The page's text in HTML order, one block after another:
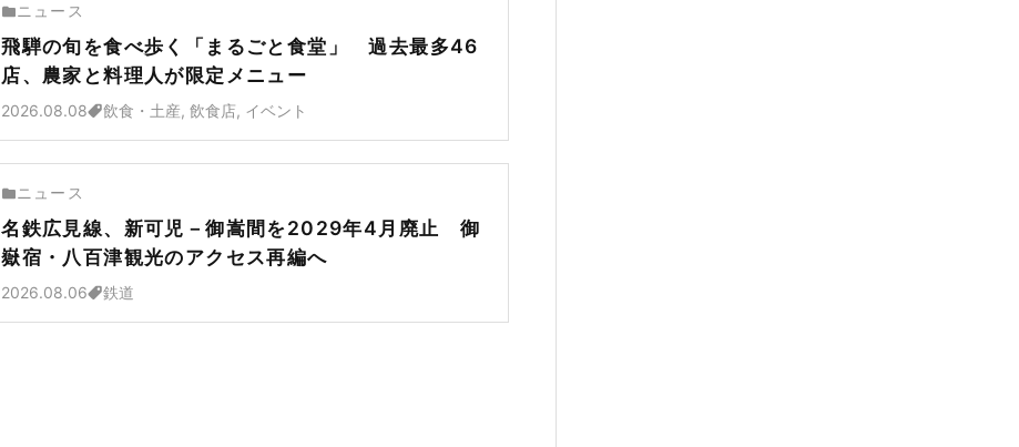
ニュース
飛騨の旬を食べ歩く「まるごと食堂」 過去最多46
店、農家と料理人が限定メニュー
2026.08.08 飲食・土産, 飲食店, イベント
ニュース
名鉄広見線、新可児－御嵩間を2029年4月廃止 御
嶽宿・八百津観光のアクセス再編へ
2026.08.06 鉄道